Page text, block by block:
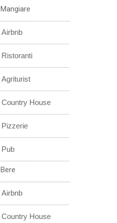
Mangiare
Airbnb
Ristoranti
Agriturist
Country House
Pizzerie
Pub
Bere
Airbnb
Country House